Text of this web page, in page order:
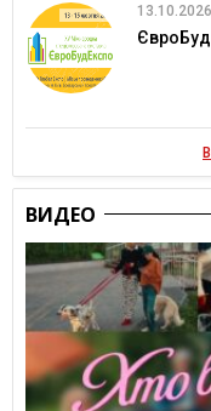
13.10.2026
ВИДЕО